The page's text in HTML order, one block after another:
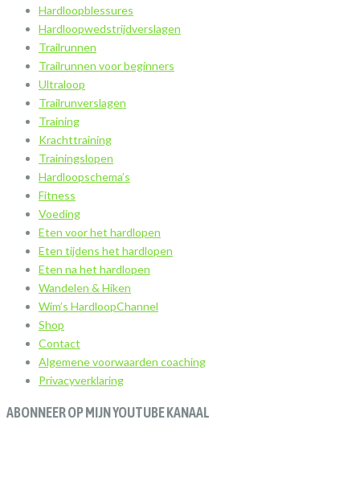
Hardloopblessures
Hardloopwedstrijdverslagen
Trailrunnen
Trailrunnen voor beginners
Ultraloop
Trailrunverslagen
Training
Krachttraining
Trainingslopen
Hardloopschema’s
Fitness
Voeding
Eten voor het hardlopen
Eten tijdens het hardlopen
Eten na het hardlopen
Wandelen & Hiken
Wim’s HardloopChannel
Shop
Contact
Algemene voorwaarden coaching
Privacyverklaring
ABONNEER OP MIJN YOUTUBE KANAAL